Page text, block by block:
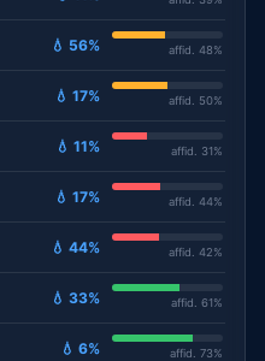
💧 56% affid. 48%
💧 17% affid. 50%
💧 11% affid. 31%
💧 17% affid. 44%
💧 44% affid. 42%
💧 33% affid. 61%
💧 6% affid. 73%